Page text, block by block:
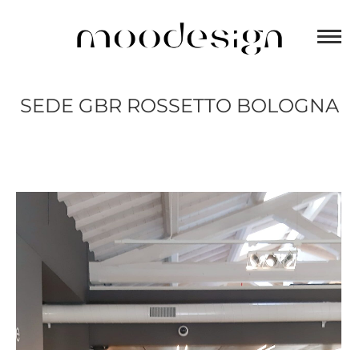
SEDE GBR ROSSETTO BOLOGNA